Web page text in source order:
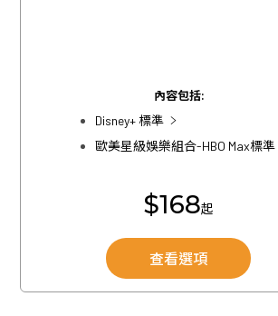
內容包括:
Disney+ 標準
歐美星級娛樂組合-HBO Max標準
$168起
查看選項